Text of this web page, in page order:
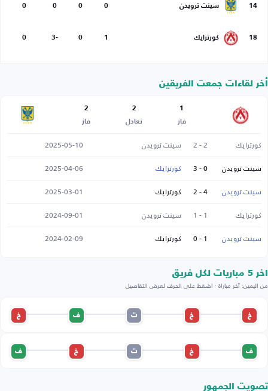
14 سينت ترويدن 0
0
0
0
18 كورترايك 1
0
-3
0
أخر لقاءات جمعت الفريقين
1
فاز
2
تعادل
2
فاز
كورترايك 2 - 2 سينت ترويدن
2025-05-10
سينت ترويدن
0 - 3 كورترايك
2025-04-06
سينت ترويدن
4 - 2 كورترايك
2025-03-01
كورترايك
1 - 1 سينت ترويدن
2024-09-01
سينت ترويدن
1 - 0 كورترايك 2024-02-09
اخر 5 مباريات لكل فريق
من اليمين: آخر مباراة · اضغط على الحرف لعرض التفاصيل
خ خ ت ف خ
ف خ ت خ ف
تصويت الجمهور